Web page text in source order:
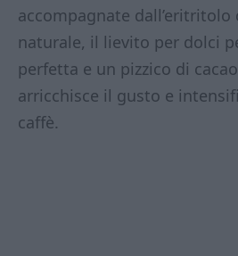
accompagnate
naturale, il lievito per dolci
perfetta e un pizzico di
arricchisce il gusto e
caffè.